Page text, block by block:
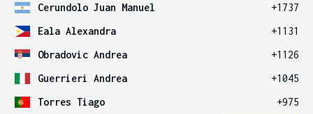
Cerundolo Juan Manuel
+1737
Eala Alexandra
+1131
Obradovic Andrea
+1126
Guerrieri Andrea
+1045
Torres Tiago
+975